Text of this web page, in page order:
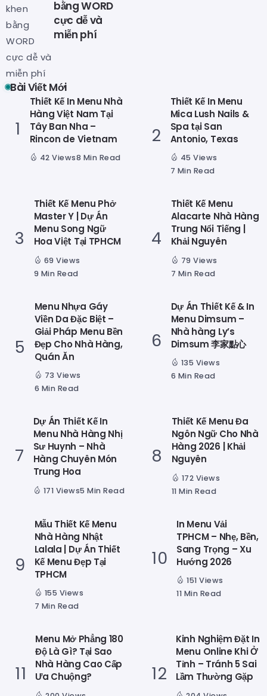
bằng WORD
cực dễ và
miễn phí
Bài Viết Mới
Thiết Kế In Menu Nhà
Hàng Việt Nam Tại
Tây Ban Nha –
Rincon de Vietnam
42 Views8 Min Read
Thiết Kế In Menu
Mica Lush Nails &
Spa tại San
Antonio, Texas
45 Views
7 Min Read
Thiết Kế Menu Phở
Master Y | Dự Án
Menu Song Ngữ
Hoa Việt Tại TPHCM
69 Views
9 Min Read
Thiết Kế Menu
Alacarte Nhà Hàng
Trung Nổi Tiếng |
Khải Nguyên
79 Views
7 Min Read
Menu Nhựa Gáy
Viền Da Đặc Biệt –
Giải Pháp Menu Bền
Đẹp Cho Nhà Hàng,
Quán Ăn
73 Views
6 Min Read
Dự Án Thiết Kế & In
Menu Dimsum –
Nhà hàng Ly’s
Dimsum 李家點心
135 Views
6 Min Read
Dự Án Thiết Kế In
Menu Nhà Hàng Nhị
Sư Huynh – Nhà
Hàng Chuyên Món
Trung Hoa
171 Views5 Min Read
Thiết Kế Menu Đa
Ngôn Ngữ Cho Nhà
Hàng 2026 | Khải
Nguyên
172 Views
11 Min Read
Mẫu Thiết Kế Menu
Nhà Hàng Nhật
Lalala | Dự Án Thiết
Kế Menu Đẹp Tại
TPHCM
155 Views
7 Min Read
In Menu Vải
TPHCM – Nhẹ, Bền,
Sang Trọng – Xu
Hướng 2026
151 Views
11 Min Read
Menu Mở Phẳng 180
Độ Là Gì? Tại Sao
Nhà Hàng Cao Cấp
Ưa Chuộng?
Kinh Nghiệm Đặt In
Menu Online Khi Ở
Tỉnh – Tránh 5 Sai
Lầm Thường Gặp